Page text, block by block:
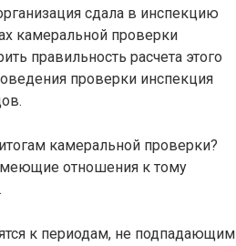
сдала в инспекцию
камеральной проверки
правильность расчета этого
проверки инспекция
камеральной проверки?
отношения к тому
к периодам, не подпадающим